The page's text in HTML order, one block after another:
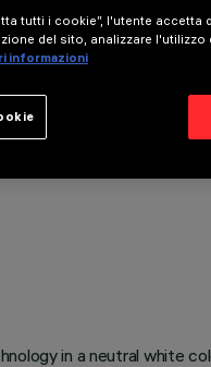
in a neutral
tutti i cookie”, l'utente
del sito, analizzare
informazioni